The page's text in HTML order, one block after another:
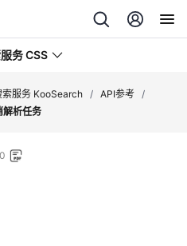
务 CSS
索服务 KooSearch / API参考 /
解析任务